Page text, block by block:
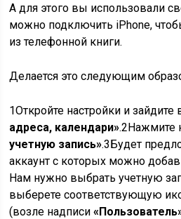
А для этого вы использовали
можно подключить iPhone,
из телефонной книги.
Делается это следующим
1Откройте настройки и
адреса, календари».2Нажмите
учетную запись».3Будет
аккаунт с которых можно
Нам нужно выбрать учетную
выберете соответствующую
(возле надписи